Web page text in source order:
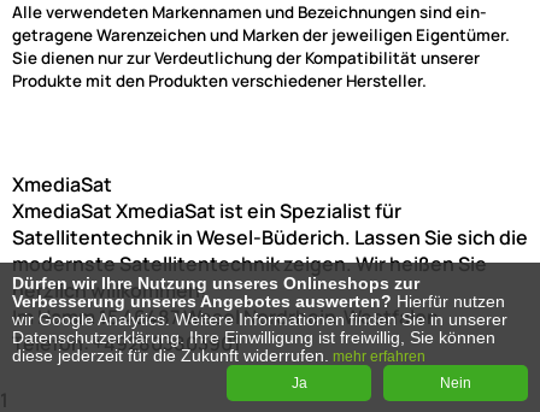
Alle verwendeten Markennamen und Bezeichnungen sind ein-
getragene Warenzeichen und Marken der jeweiligen Eigentümer.
Sie dienen nur zur Verdeutlichung der Kompatibilität unserer
Produkte mit den Produkten verschiedener Hersteller.
XmediaSat
XmediaSatXmediaSat ist ein Spezialist für
Satellitentechnik in Wesel-Büderich. Lassen Sie sich die
modernste Satellitentechnik zeigen. Wir heißen Sie
herzlich willkommen!
Im Hamm 1546487Wesel Nordrhein-Westfalen
Telefon:+492803803901
Dürfen wir Ihre Nutzung unseres Onlineshops zur
Verbesserung unseres Angebotes auswerten? Hierfür nutzen
wir Google Analytics. Weitere Informationen finden Sie in unserer
Datenschutzerklärung. Ihre Einwilligung ist freiwillig, Sie können
diese jederzeit für die Zukunft widerrufen.
mehr erfahren
Nein
Ja
1